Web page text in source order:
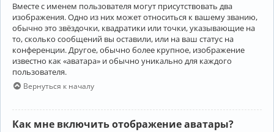
Вместе с именем пользователя могут присутствовать два
изображения. Одно из них может относиться к вашему званию,
обычно это звёздочки, квадратики или точки, указывающие на
то, сколько сообщений вы оставили, или на ваш статус на
конференции. Другое, обычно более крупное, изображение
известно как «аватара» и обычно уникально для каждого
пользователя.
Вернуться к началу
Как мне включить отображение аватары?